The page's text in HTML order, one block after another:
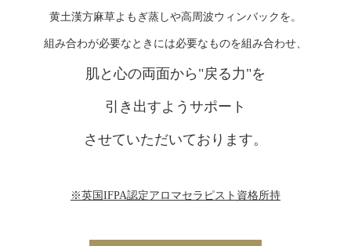
黄土漢方麻草よもぎ蒸しや高周波ウィンバックを。
組み合わが必要なときには必要なものを組み合わせ、
肌と心の両面から"戻る力"を
引き出すようサポート
させていただいております。
※英国IFPA認定アロマセラピスト資格所持